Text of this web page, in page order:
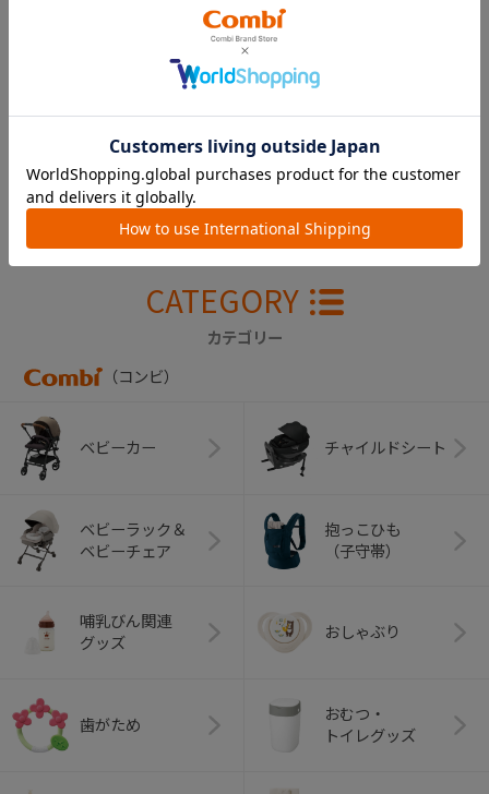
ク ＨＫ 幌（ワイ
ンレッド)
￥14,300
CATEGORY
カテゴリー
（コンビ）
ベビーカー チャイルドシート
ベビーラック＆
ベビーチェア
抱っこひも
（子守帯）
哺乳びん関連
グッズ
おしゃぶり
歯がため
おむつ・
トイレグッズ